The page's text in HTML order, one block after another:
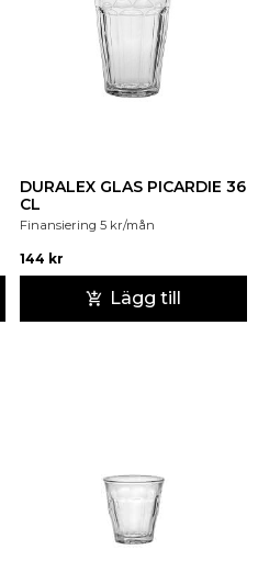
DURALEX GLAS PICARDIE 36
CL
Finansiering 5 kr/mån
144 kr
Lägg till